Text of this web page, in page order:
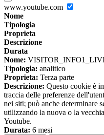
www.youtube.com
Nome
Tipologia
Proprieta
Descrizione
Durata
Nome:
Tipologia: analitico
Proprieta: Terza parte
Descrizione: Questo cookie è
traccia delle preferenze
nei siti; può anche determinare
utilizzando la nuova o la
Youtube.
Durata: 6 mesi